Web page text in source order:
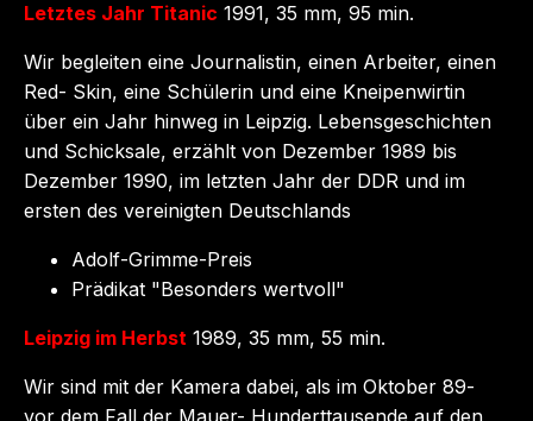
Letztes Jahr Titanic 1991, 35 mm, 95 min.
Wir begleiten eine Journalistin, einen Arbeiter, einen
Red- Skin, eine Schülerin und eine Kneipenwirtin
über ein Jahr hinweg in Leipzig. Lebensgeschichten
und Schicksale, erzählt von Dezember 1989 bis
Dezember 1990, im letzten Jahr der DDR und im
ersten des vereinigten Deutschlands
Adolf-Grimme-Preis
Prädikat "Besonders wertvoll"
Leipzig im Herbst 1989, 35 mm, 55 min.
Wir sind mit der Kamera dabei, als im Oktober 89-
vor dem Fall der Mauer- Hunderttausende auf den